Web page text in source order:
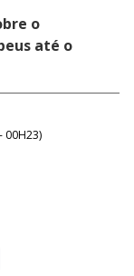
o
até o
00H23)